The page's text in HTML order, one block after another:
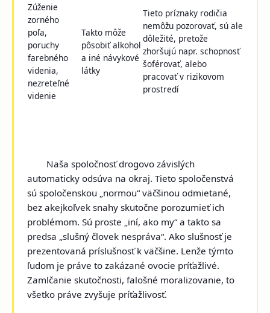
Zúženie
zorného
poľa,
poruchy
farebného
videnia,
nezreteľné
videnie
Takto môže
pôsobiť alkohol
a iné návykové
látky
Tieto príznaky rodičia
nemôžu pozorovať, sú ale
dôležité, pretože
zhoršujú napr. schopnosť
šoférovať, alebo
pracovať v rizikovom
prostredí
Naša spoločnosť drogovo závislých
automaticky odsúva na okraj. Tieto spoločenstvá
sú spoločenskou „normou“ väčšinou odmietané,
bez akejkoľvek snahy skutočne porozumieť ich
problémom. Sú proste „iní, ako my“a takto sa
predsa „slušný človek nespráva“.Ako slušnosť je
prezentovaná príslušnosť k väčšine. Lenže týmto
ľudom je práve to zakázané ovocie príťažlivé.
Zamlčanie skutočnosti, falošné moralizovanie, to
všetko práve zvyšuje príťažlivosť.